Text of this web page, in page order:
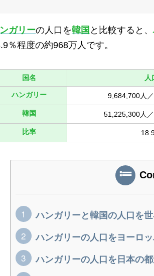
ガリーの人口を韓国 と比較すると、
％程度の約968万人です。
国名 人
ハンガリー 9,684,700人
韓国 51,225,300人
比率
ハンガリーと韓国の人口を
ハンガリーの人口をヨーロ
ハンガリーの人口を日本の